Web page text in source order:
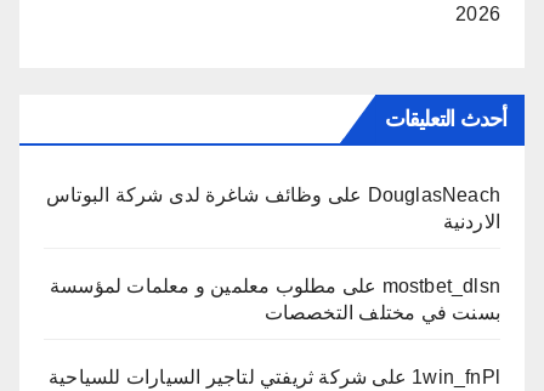
2026
أحدث التعليقات
DouglasNeach على وظائف شاغرة لدى شركة البوتاس
الاردنية
mostbet_dlsn على مطلوب معلمين و معلمات لمؤسسة
بسنت في مختلف التخصصات
1win_fnPl على شركة ثريفتي لتاجير السيارات للسياحية